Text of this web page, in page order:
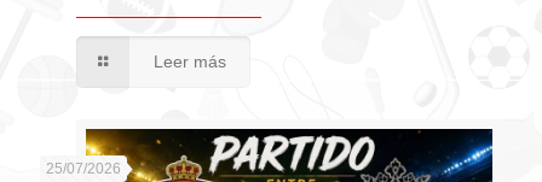
Leer más
25/07/2026